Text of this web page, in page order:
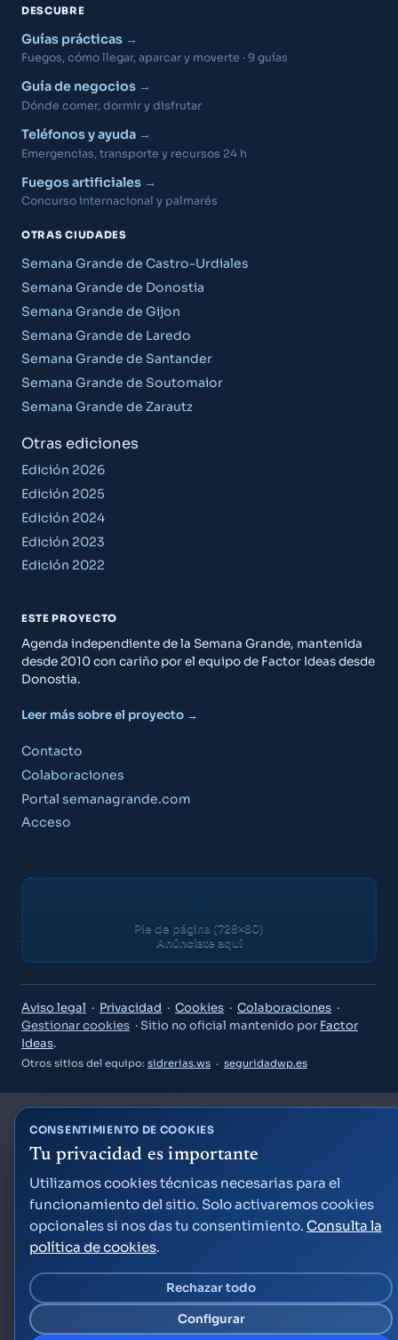
DESCUBRE
Guías prácticas
Fuegos, cómo llegar, aparcar y moverte · 9 guías
Guía de negocios
Dónde comer, dormir y disfrutar
Teléfonos y ayuda
Emergencias, transporte y recursos 24 h
Fuegos artificiales
Concurso internacional y palmarés
OTRAS CIUDADES
Semana Grande de Castro-Urdiales
Semana Grande de Donostia
Semana Grande de Gijon
Semana Grande de Laredo
Semana Grande de Santander
Semana Grande de Soutomaior
Semana Grande de Zarautz
Otras ediciones
Edición 2026
Edición 2025
Edición 2024
Edición 2023
Edición 2022
ESTE PROYECTO
Agenda independiente de la Semana Grande, mantenida
desde 2010 con cariño por el equipo de Factor Ideas desde
Donostia.
Leer más sobre el proyecto →
Contacto
Colaboraciones
Portal semanagrande.com
Acceso
Pie de página (728×80)
Anúnciate aquí
Aviso legal · Privacidad · Cookies · Colaboraciones ·
Gestionar cookies · Sitio no oficial mantenido por Factor
Ideas.
Otros sitios del equipo: sidrerias.ws · seguridadwp.es
CONSENTIMIENTO DE COOKIES
Tu privacidad es importante
Utilizamos cookies técnicas necesarias para el
funcionamiento del sitio. Solo activaremos cookies
opcionales si nos das tu consentimiento. Consulta la
política de cookies.
Rechazar todo
Configurar
«Planes para niños este fin de semana»
«¿A qué hora son los fuegos artificiales?»
Crear cuenta gratis
Ya tengo cuenta — acceder
Factor Ideas